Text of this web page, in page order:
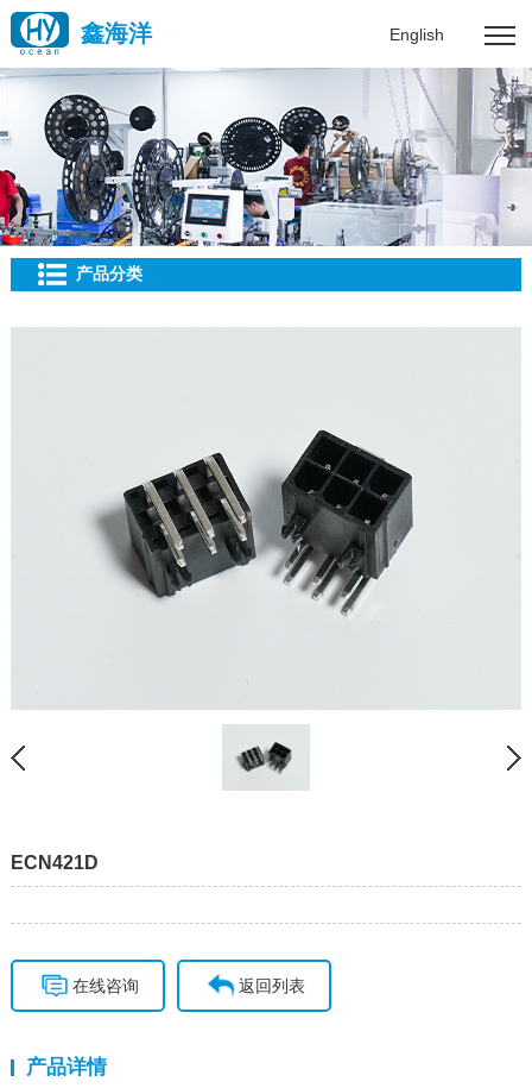
English
鑫海洋
产品分类
ECN421D
在线咨询 返回列表
产品详情